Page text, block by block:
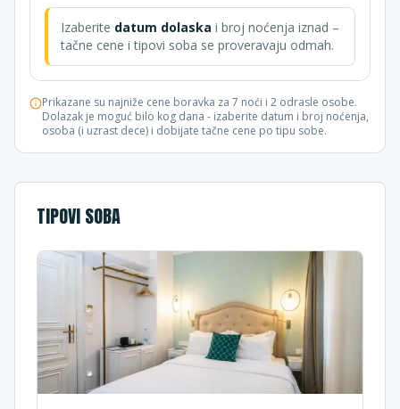
Izaberite datum dolaska i broj noćenja iznad –
tačne cene i tipovi soba se proveravaju odmah.
Prikazane su najniže cene boravka za 7 noći i 2 odrasle osobe.
Dolazak je moguć bilo kog dana - izaberite datum i broj noćenja,
osoba (i uzrast dece) i dobijate tačne cene po tipu sobe.
TIPOVI SOBA